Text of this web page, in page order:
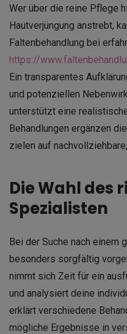
Wer über die reine Pflege
Hautverjüngung anstrebt,
Faltenbehandlung bei
https://
Ein transparentes
und potenziellen
unterstützt eine
Behandlungen ergänzen
zielen auf
Die Wahl des
Spezialisten
Bei der Suche nach einem
besonders sorgfältig
nimmt sich Zeit für ein
und analysiert deine
erklärt verschiedene
mögliche Ergebnisse in